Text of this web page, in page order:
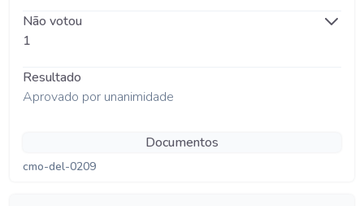
Não votou
1
Resultado
Aprovado por unanimidade
Documentos
cmo-del-0209